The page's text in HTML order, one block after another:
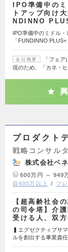
IPO準備中の
トアップ向け
NDINNO
IPO準備中のミドル
「FUNDINNO
会社概要
「フェ
現のため、「カネ・
プロダクト
戦略コンサル
株式会社ベ
600万円 ～ 949
収600万以上
フ
【超高齢社会
の司令塔】介
受ける人、双
▍エグゼクティブサ
ルを創出する事業責